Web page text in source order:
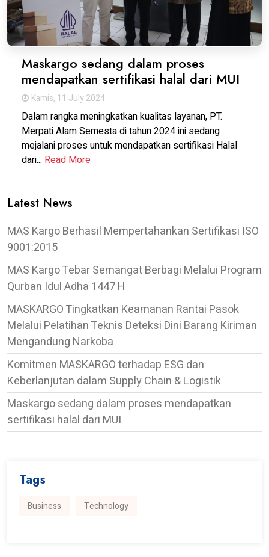
Maskargo sedang dalam proses
mendapatkan sertifikasi halal dari MUI
Kamis, 11 July 2024
Dalam rangka meningkatkan kualitas layanan, PT.
Merpati Alam Semesta di tahun 2024 ini sedang
mejalani proses untuk mendapatkan sertifikasi Halal
dari... Read More
Latest News
MAS Kargo Berhasil Mempertahankan Sertifikasi ISO
9001:2015
MAS Kargo Tebar Semangat Berbagi Melalui Program
Qurban Idul Adha 1447 H
MASKARGO Tingkatkan Keamanan Rantai Pasok
Melalui Pelatihan Teknis Deteksi Dini Barang Kiriman
Mengandung Narkoba
Komitmen MASKARGO terhadap ESG dan
Keberlanjutan dalam Supply Chain & Logistik
Maskargo sedang dalam proses mendapatkan
sertifikasi halal dari MUI
Tags
Business Technology